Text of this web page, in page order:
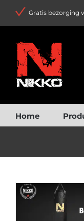
Gratis bezorging
Home